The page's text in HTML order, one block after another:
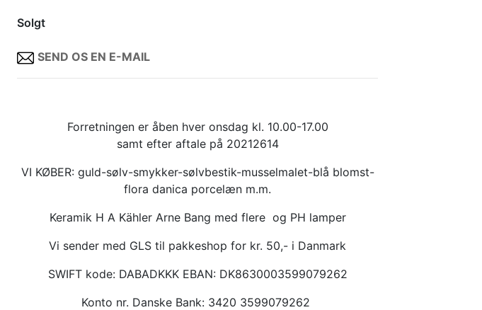
Solgt
SEND OS EN E-MAIL
Forretningen er åben hver onsdag kl. 10.00-17.00
samt efter aftale på 20212614
VI KØBER: guld-sølv-smykker-sølvbestik-musselmalet-blå blomst-
flora danica porcelæn m.m.
Keramik H A Kähler Arne Bang med flere og PH lamper
Vi sender med GLS til pakkeshop for kr. 50,- i Danmark
SWIFT kode: DABADKKK EBAN: DK8630003599079262
Konto nr. Danske Bank: 3420 3599079262